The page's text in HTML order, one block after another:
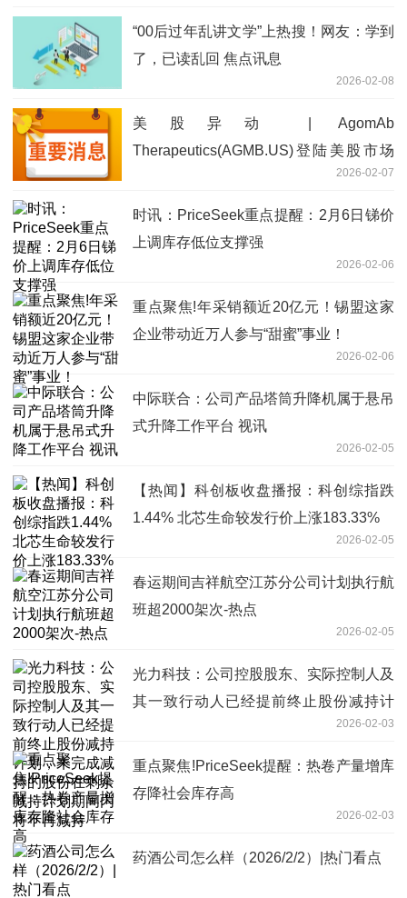
“00后过年乱讲文学”上热搜！网友：学到
了，已读乱回 焦点讯息
2026-02-08
美股异动 | AgomAb
Therapeutics(AGMB.US)登陆美股市场
2026-02-07
时讯：PriceSeek重点提醒：2月6日锑价
上调库存低位支撑强
2026-02-06
重点聚焦!年采销额近20亿元！锡盟这家
企业带动近万人参与“甜蜜”事业！
2026-02-06
中际联合：公司产品塔筒升降机属于悬吊
式升降工作平台 视讯
2026-02-05
【热闻】科创板收盘播报：科创综指跌
1.44% 北芯生命较发行价上涨183.33%
2026-02-05
春运期间吉祥航空江苏分公司计划执行航
班超2000架次-热点
2026-02-05
光力科技：公司控股股东、实际控制人及
其一致行动人已经提前终止股份减持计
划，未完成减持的股份在剩余减持计划期
间内将不再减持
2026-02-03
重点聚焦!PriceSeek提醒：热卷产量增库
存降社会库存高
2026-02-03
药酒公司怎么样（2026/2/2）|热门看点